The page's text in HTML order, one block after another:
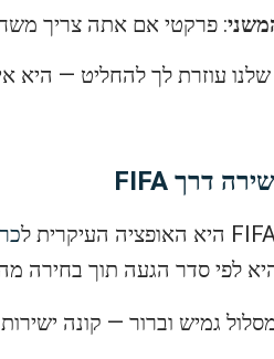
: פרקטי אם אתה צריך
עוזרת לך להחליט — היא
לפי סדר הגעה תוך בחירה